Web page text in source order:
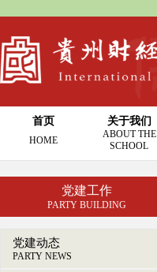
首页
HOME
关于我们
ABOUT THE
SCHOOL
党建工作
PARTY BUILDING
党建动态
PARTY NEWS